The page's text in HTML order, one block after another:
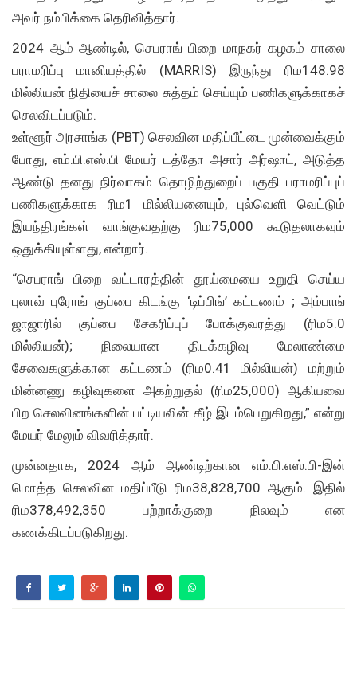
அவர் நம்பிக்கை தெரிவித்தார்.
2024 ஆம் ஆண்டில், செபராங் பிறை மாநகர் கழகம் சாலை
பராமரிப்பு மானியத்தில் (MARRIS) இருந்து ரிம148.98
மில்லியன் நிதியைச் சாலை சுத்தம் செய்யும் பணிகளுக்காகச்
செலவிடப்படும்.
உள்ளூர் அரசாங்க (PBT) செலவின மதிப்பீட்டை முன்வைக்கும்
போது, எம்.பி.எஸ்.பி மேயர் டத்தோ அசார் அர்ஷாட், அடுத்த
ஆண்டு தனது நிர்வாகம் தொழிற்துறைப் பகுதி பராமரிப்புப்
பணிகளுக்காக ரிம1 மில்லியனையும், புல்வெளி வெட்டும்
இயந்திரங்கள் வாங்குவதற்கு ரிம75,000 கூடுதலாகவும்
ஒதுக்கியுள்ளது, என்றார்.
“செபராங் பிறை வட்டாரத்தின் தூய்மையை உறுதி செய்ய
புலாவ் புரோங் குப்பை கிடங்கு ‘டிப்பிங்’ கட்டணம் ; அம்பாங்
ஜாஜாரில் குப்பை சேகரிப்புப் போக்குவரத்து (ரிம5.0
மில்லியன்); நிலையான திடக்கழிவு மேலாண்மை
சேவைகளுக்கான கட்டணம் (ரிம0.41 மில்லியன்) மற்றும்
மின்னணு கழிவுகளை அகற்றுதல் (ரிம25,000) ஆகியவை
பிற செலவினங்களின் பட்டியலின் கீழ் இடம்பெறுகிறது,” என்று
மேயர் மேலும் விவரித்தார்.
முன்னதாக, 2024 ஆம் ஆண்டிற்கான எம்.பி.எஸ்.பி-இன்
மொத்த செலவின மதிப்பீடு ரிம38,828,700 ஆகும். இதில்
ரிம378,492,350 பற்றாக்குறை நிலவும் என
கணக்கிடப்படுகிறது.